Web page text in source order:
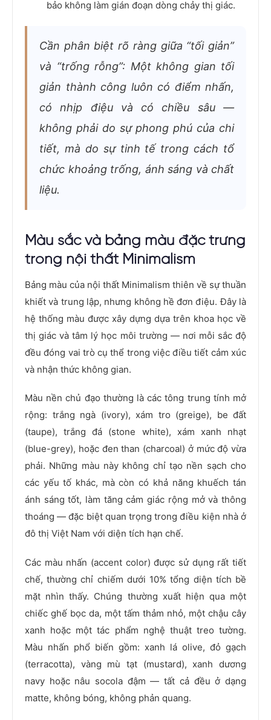
bảo không làm gián đoạn dòng chảy thị giác.
Cần phân biệt rõ ràng giữa “tối giản”
và “trống rỗng”: Một không gian tối
giản thành công luôn có điểm nhấn,
có nhịp điệu và có chiều sâu —
không phải do sự phong phú của chi
tiết, mà do sự tinh tế trong cách tổ
chức khoảng trống, ánh sáng và chất
liệu.
Màu sắc và bảng màu đặc trưng
trong nội thất Minimalism
Bảng màu của nội thất Minimalism thiên về sự thuần
khiết và trung lập, nhưng không hề đơn điệu. Đây là
hệ thống màu được xây dựng dựa trên khoa học về
thị giác và tâm lý học môi trường — nơi mỗi sắc độ
đều đóng vai trò cụ thể trong việc điều tiết cảm xúc
và nhận thức không gian.
Màu nền chủ đạo thường là các tông trung tính mở
rộng: trắng ngà (ivory), xám tro (greige), be đất
(taupe), trắng đá (stone white), xám xanh nhạt
(blue-grey), hoặc đen than (charcoal) ở mức độ vừa
phải. Những màu này không chỉ tạo nền sạch cho
các yếu tố khác, mà còn có khả năng khuếch tán
ánh sáng tốt, làm tăng cảm giác rộng mở và thông
thoáng — đặc biệt quan trọng trong điều kiện nhà ở
đô thị Việt Nam với diện tích hạn chế.
Các màu nhấn (accent color) được sử dụng rất tiết
chế, thường chỉ chiếm dưới 10% tổng diện tích bề
mặt nhìn thấy. Chúng thường xuất hiện qua một
chiếc ghế bọc da, một tấm thảm nhỏ, một chậu cây
xanh hoặc một tác phẩm nghệ thuật treo tường.
Màu nhấn phổ biến gồm: xanh lá olive, đỏ gạch
(terracotta), vàng mù tạt (mustard), xanh dương
navy hoặc nâu socola đậm — tất cả đều ở dạng
matte, không bóng, không phản quang.